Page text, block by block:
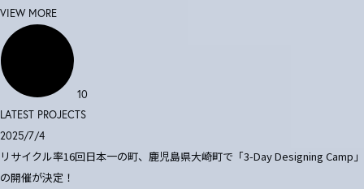
VIEW MORE
10
LATEST PROJECTS
2025/7/4
リサイクル率16回日本一の町、鹿児島県大崎町で「3-Day Designing Camp」
の開催が決定！